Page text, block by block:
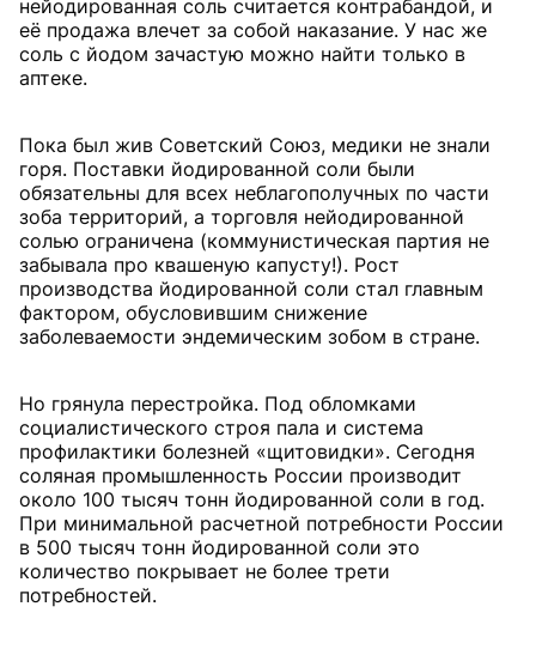
нейодированная соль считается контрабандой, и
её продажа влечет за собой наказание. У нас же
соль с йодом зачастую можно найти только в
аптеке.
Пока был жив Советский Союз, медики не знали
горя. Поставки йодированной соли были
обязательны для всех неблагополучных по части
зоба территорий, а торговля нейодированной
солью ограничена (коммунистическая партия не
забывала про квашеную капусту!). Рост
производства йодированной соли стал главным
фактором, обусловившим снижение
заболеваемости эндемическим зобом в стране.
Но грянула перестройка. Под обломками
социалистического строя пала и система
профилактики болезней «щитовидки». Сегодня
соляная промышленность России производит
около 100 тысяч тонн йодированной соли в год.
При минимальной расчетной потребности России
в 500 тысяч тонн йодированной соли это
количество покрывает не более трети
потребностей.